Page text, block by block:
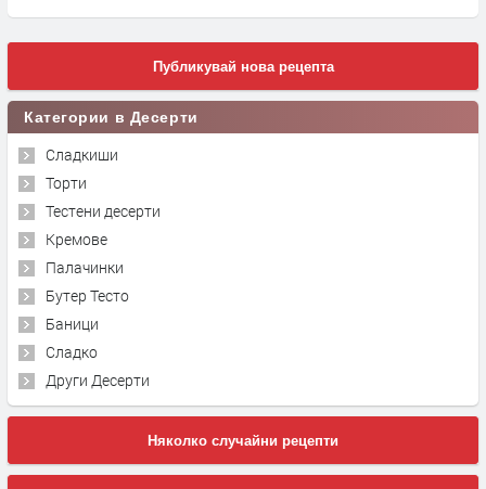
Публикувай нова рецепта
Категории в Десерти
Сладкиши
Торти
Тестени десерти
Кремове
Палачинки
Бутер Тесто
Баници
Сладко
Други Десерти
Няколко случайни рецепти